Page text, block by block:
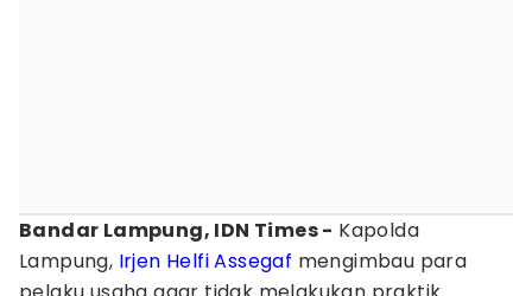
Bandar Lampung, IDN Times - Kapolda
Lampung, Irjen Helfi Assegaf mengimbau para